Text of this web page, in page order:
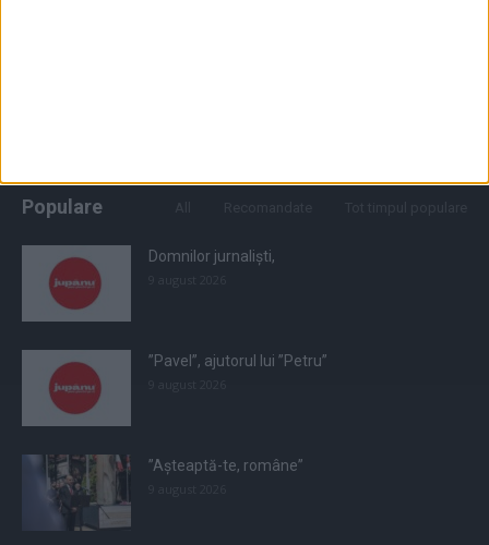
Populare
Domnilor jurnaliști,
”Pavel”, ajutorul lui ”Petru”
”Așteaptă-te, române”